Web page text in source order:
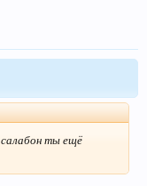
ты ещё